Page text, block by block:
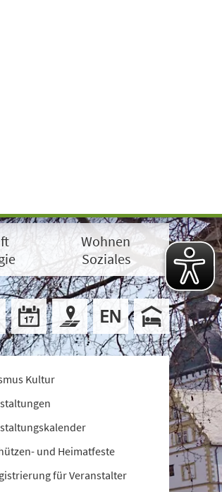
Wohnen
Soziales
Kultur
und Heimatfeste
für Veranstalter